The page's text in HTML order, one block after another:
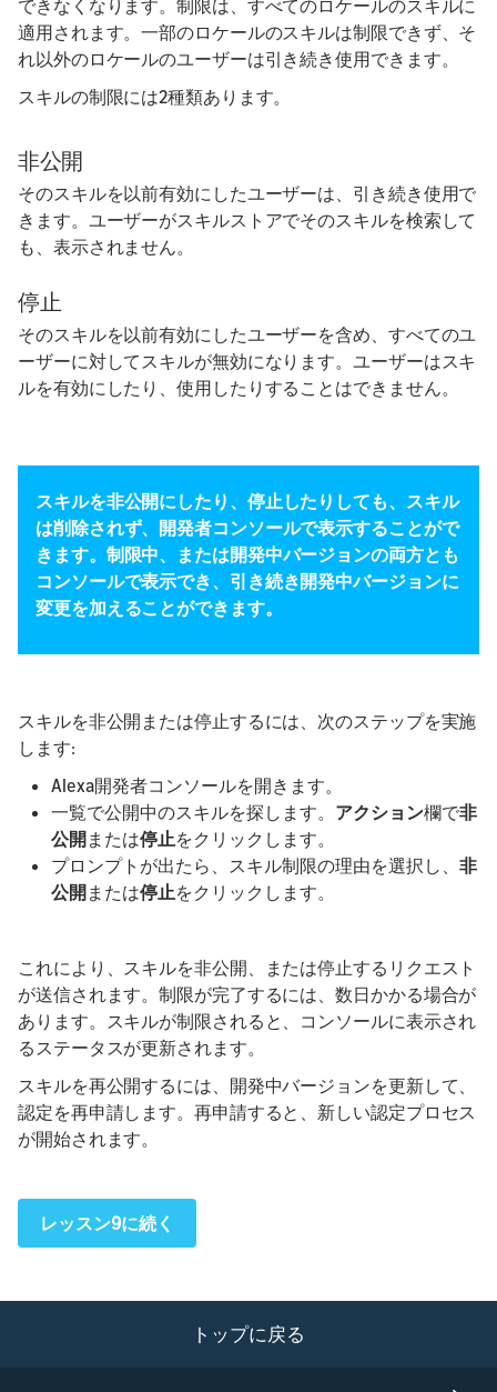
できなくなります。制限は、すべてのロケールのスキルに
適用されます。一部のロケールのスキルは制限できず、そ
れ以外のロケールのユーザーは引き続き使用できます。
スキルの制限には2種類あります。
非公開
そのスキルを以前有効にしたユーザーは、引き続き使用で
きます。ユーザーがスキルストアでそのスキルを検索して
も、表示されません。
停止
そのスキルを以前有効にしたユーザーを含め、すべてのユ
ーザーに対してスキルが無効になります。ユーザーはスキ
ルを有効にしたり、使用したりすることはできません。
スキルを非公開にしたり、停止したりしても、スキル
は削除されず、開発者コンソールで表示することがで
きます。制限中、または開発中バージョンの両方とも
コンソールで表示でき、引き続き開発中バージョンに
変更を加えることができます。
スキルを非公開または停止するには、次のステップを実施
します:
Alexa開発者コンソールを開きます。
一覧で公開中のスキルを探します。 アクション欄で非
公開 または停止をクリックします。
プロンプトが出たら、スキル制限の理由を選択し、 非
公開 または停止をクリックします。
これにより、スキルを非公開、または停止するリクエスト
が送信されます。制限が完了するには、数日かかる場合が
あります。スキルが制限されると、コンソールに表示され
るステータスが更新されます。
スキルを再公開するには、開発中バージョンを更新して、
認定を再申請します。再申請すると、新しい認定プロセス
が開始されます。
レッスン9に続く
トップに戻る